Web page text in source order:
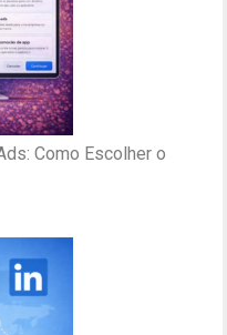
Como Escolher o